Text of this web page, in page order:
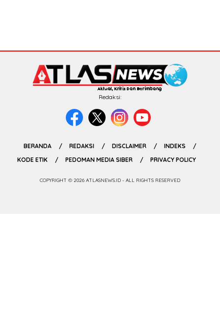
Redaksi:
BERANDA REDAKSI DISCLAIMER
INDEKS
KODE ETIK
PEDOMAN MEDIA SIBER PRIVACY POLICY
COPYRIGHT © 2026 ATLASNEWS.ID - ALL RIGHTS RESERVED